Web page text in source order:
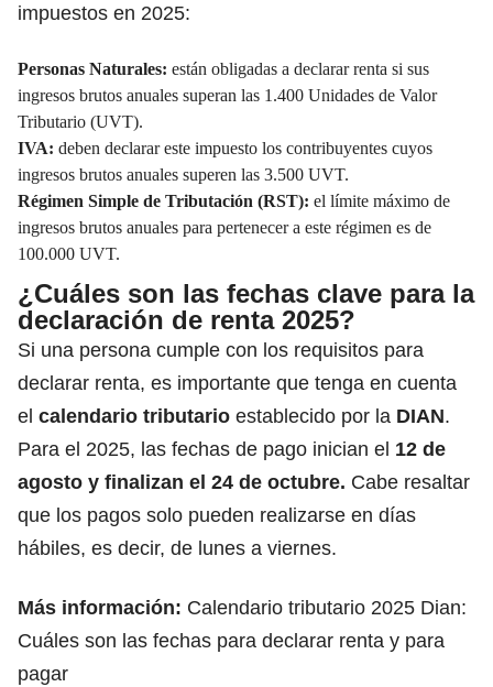
impuestos en 2025:
Personas Naturales: están obligadas a declarar renta si sus
ingresos brutos anuales superan las 1.400 Unidades de Valor
Tributario (UVT).
IVA: deben declarar este impuesto los contribuyentes cuyos
ingresos brutos anuales superen las 3.500 UVT.
Régimen Simple de Tributación (RST): el límite máximo de
ingresos brutos anuales para pertenecer a este régimen es de
100.000 UVT.
¿Cuáles son las fechas clave para la
declaración de renta 2025?
Si una persona cumple con los requisitos para
declarar renta, es importante que tenga en cuenta
el calendario tributario establecido por la DIAN.
Para el 2025, las fechas de pago inician el 12 de
agosto y finalizan el 24 de octubre. Cabe resaltar
que los pagos solo pueden realizarse en días
hábiles, es decir, de lunes a viernes.
Más información: Calendario tributario 2025 Dian:
Cuáles son las fechas para declarar renta y para
pagar